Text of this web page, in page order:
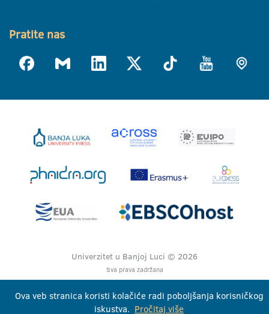
Pratite nas
Univerzitet u Banjoj Luci © 2026
Sva prava zadržana
Ova veb stranica koristi kolačiće radi poboljšanja korisničkog
iskustva. Pročitaj više